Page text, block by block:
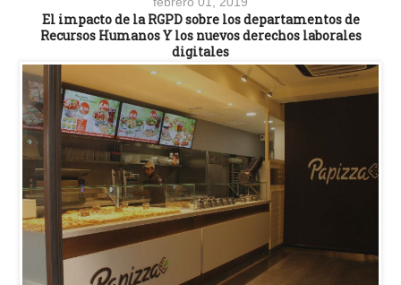
El impacto de la RGPD sobre los departamentos de
Recursos Humanos Y los nuevos derechos laborales
digitales